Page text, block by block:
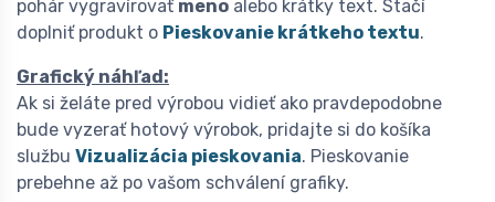
pohár vygravírovať meno alebo krátky text. Stačí
doplniť produkt o Pieskovanie krátkeho textu.
Grafický náhľad:
Ak si želáte pred výrobou vidieť ako pravdepodobne
bude vyzerať hotový výrobok, pridajte si do košíka
službu Vizualizácia pieskovania. Pieskovanie
prebehne až po vašom schválení grafiky.